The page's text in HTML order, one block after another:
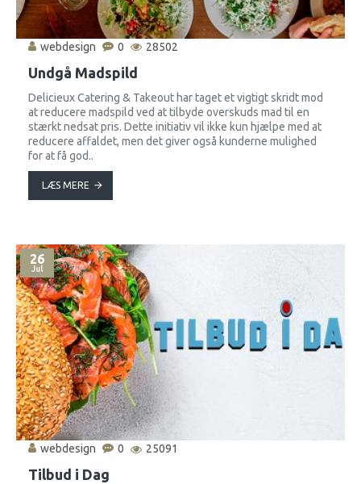
webdesign 0 28502
Undgå Madspild
Delicieux Catering & Takeout har taget et vigtigt skridt mod
at reducere madspild ved at tilbyde overskuds mad til en
stærkt nedsat pris. Dette initiativ vil ikke kun hjælpe med at
reducere affaldet, men det giver også kunderne mulighed
for at få god..
LÆS MERE
26
Jul
webdesign 0 25091
Tilbud i Dag